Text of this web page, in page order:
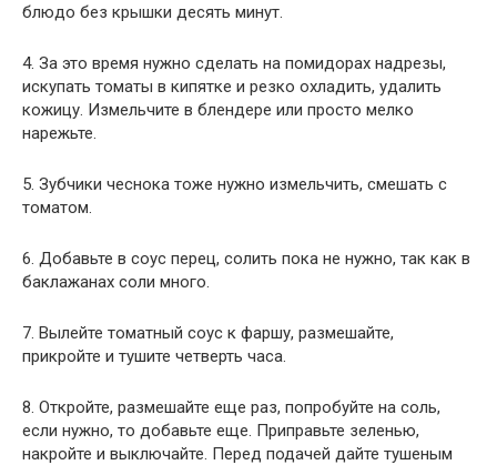
блюдо без крышки десять минут.
4. За это время нужно сделать на помидорах надрезы,
искупать томаты в кипятке и резко охладить, удалить
кожицу. Измельчите в блендере или просто мелко
нарежьте.
5. Зубчики чеснока тоже нужно измельчить, смешать с
томатом.
6. Добавьте в соус перец, солить пока не нужно, так как в
баклажанах соли много.
7. Вылейте томатный соус к фаршу, размешайте,
прикройте и тушите четверть часа.
8. Откройте, размешайте еще раз, попробуйте на соль,
если нужно, то добавьте еще. Приправьте зеленью,
накройте и выключайте. Перед подачей дайте тушеным